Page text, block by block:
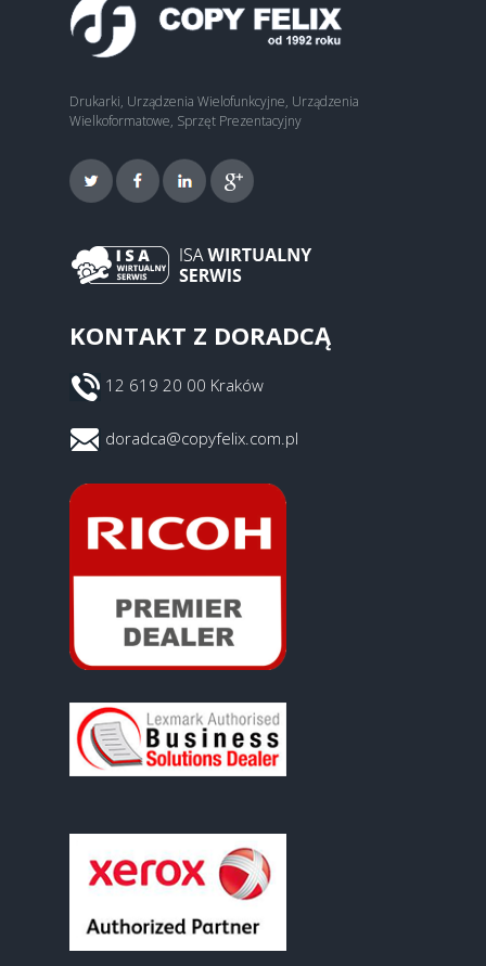
Drukarki, Urządzenia Wielofunkcyjne, Urządzenia
Wielkoformatowe, Sprzęt Prezentacyjny
KONTAKT Z DORADCĄ
12 619 20 00 Kraków
doradca@copyfelix.com.pl